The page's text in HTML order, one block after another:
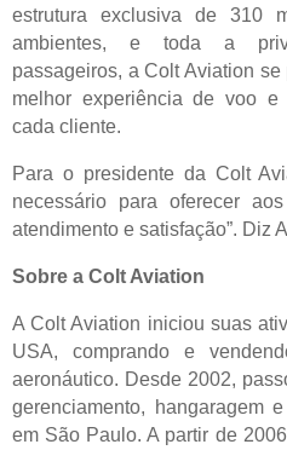
estrutura exclusiva de 310
ambientes, e toda a
passageiros, a Colt Aviation
melhor experiência de voo e
cada cliente.
Para o presidente da Colt
necessário para oferecer
atendimento e satisfação”. Diz
Sobre a Colt Aviation
A Colt Aviation iniciou suas
USA, comprando e
aeronáutico. Desde 2002,
gerenciamento, hangaragem
em São Paulo. A partir de